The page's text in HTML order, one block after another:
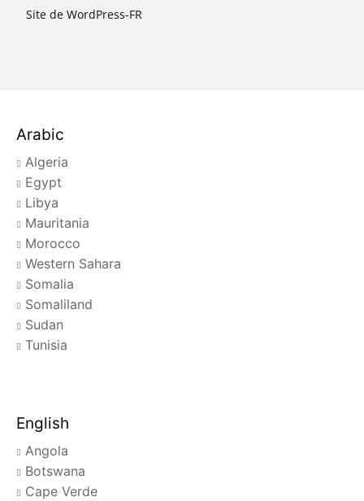
Site de WordPress-FR
Arabic
Algeria
Egypt
Libya
Mauritania
Morocco
Western Sahara
Somalia
Somaliland
Sudan
Tunisia
English
Angola
Botswana
Cape Verde